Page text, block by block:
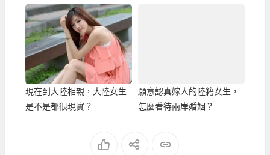
種更實際的單身男性結婚方
式！
現在到大陸相親，大陸女生
是不是都很現實？
願意認真嫁人的陸籍女生，
怎麼看待兩岸婚姻？